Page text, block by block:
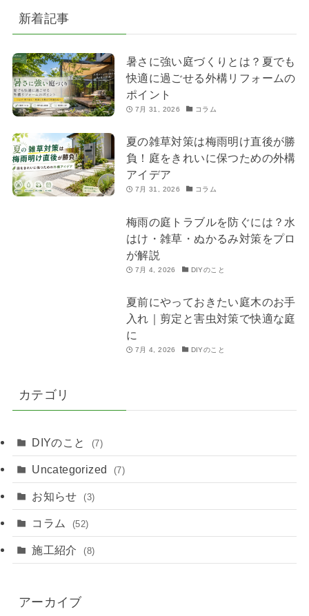
新着記事
暑さに強い庭づくりとは？夏でも
快適に過ごせる外構リフォームの
ポイント
7月 31, 2026 コラム
夏の雑草対策は梅雨明け直後が勝
負！庭をきれいに保つための外構
アイデア
7月 31, 2026 コラム
梅雨の庭トラブルを防ぐには？水
はけ・雑草・ぬかるみ対策をプロ
が解説
7月 4, 2026 DIYのこと
夏前にやっておきたい庭木のお手
入れ｜剪定と害虫対策で快適な庭
に
7月 4, 2026 DIYのこと
カテゴリ
DIYのこと (7)
Uncategorized (7)
お知らせ (3)
コラム (52)
施工紹介 (8)
アーカイブ